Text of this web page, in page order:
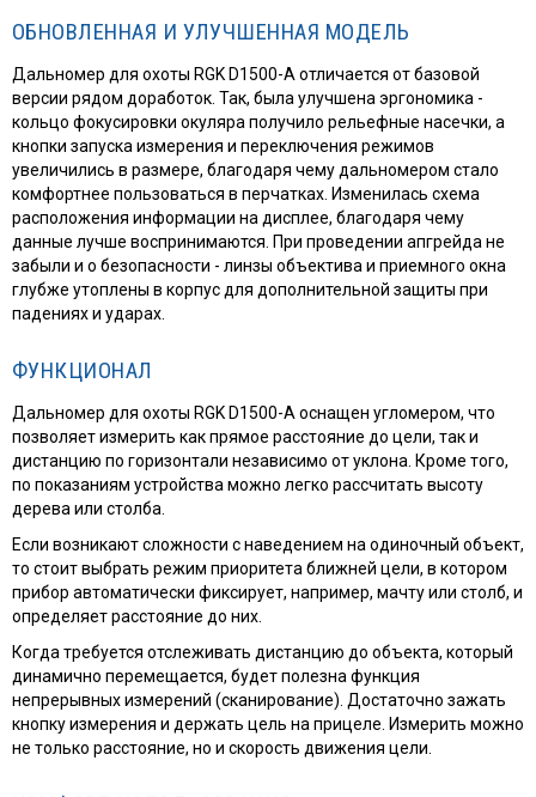
ОБНОВЛЕННАЯ И УЛУЧШЕННАЯ МОДЕЛЬ
Дальномер для охоты RGK D1500-A отличается от базовой
версии рядом доработок. Так, была улучшена эргономика -
кольцо фокусировки окуляра получило рельефные насечки, а
кнопки запуска измерения и переключения режимов
увеличились в размере, благодаря чему дальномером стало
комфортнее пользоваться в перчатках. Изменилась схема
расположения информации на дисплее, благодаря чему
данные лучше воспринимаются. При проведении апгрейда не
забыли и о безопасности - линзы объектива и приемного окна
глубже утоплены в корпус для дополнительной защиты при
падениях и ударах.
ФУНКЦИОНАЛ
Дальномер для охоты RGK D1500-A оснащен угломером, что
позволяет измерить как прямое расстояние до цели, так и
дистанцию по горизонтали независимо от уклона. Кроме того,
по показаниям устройства можно легко рассчитать высоту
дерева или столба.
Если возникают сложности с наведением на одиночный объект,
то стоит выбрать режим приоритета ближней цели, в котором
прибор автоматически фиксирует, например, мачту или столб, и
определяет расстояние до них.
Когда требуется отслеживать дистанцию до объекта, который
динамично перемещается, будет полезна функция
непрерывных измерений (сканирование). Достаточно зажать
кнопку измерения и держать цель на прицеле. Измерить можно
не только расстояние, но и скорость движения цели.